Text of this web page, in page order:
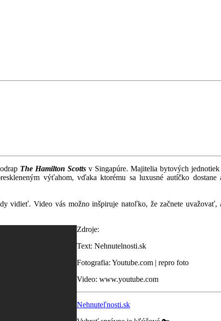
The Hamilton Scotts v Singapúre. Majitelia bytových
výťahom, vďaka ktorému sa luxusné autíčko
vidieť. Video vás možno inšpiruje natoľko, že začnete
Zdroje:
Text: Nehnutelnosti.sk
Fotografia: Youtube.com | repro foto
Video: www.youtube.com
Nehnuteľnosti.sk